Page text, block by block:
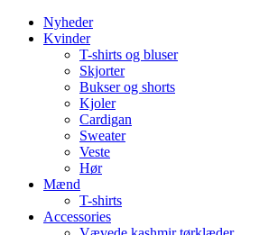
Nyheder
Kvinder
T-shirts og bluser
Skjorter
Bukser og shorts
Kjoler
Cardigan
Sweater
Veste
Hør
Mænd
T-shirts
Accessories